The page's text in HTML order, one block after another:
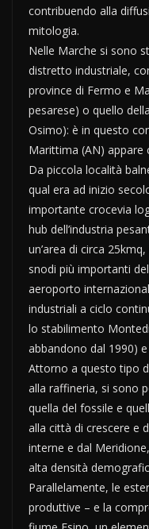
contribuendo alla
mitologia.
Nelle Marche si sono
distretto industriale,
province di Fermo e
pesarese) o quello
Osimo): è in questo
Marittima (AN) appare
Da piccola località
qual era ad inizio
importante crocevia
hub dell’industria
un’area di circa
snodi più importanti
aeroporto
industriali a ciclo
lo stabilimento
abbandono dal 1990)
Attorno a questo tipo
alla raffineria, si sono
quella del fossile e
alla città di crescere e
interne e dal
alta densità
Parallelamente, le
produttive – e la